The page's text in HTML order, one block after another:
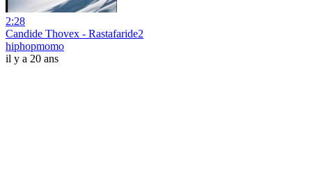
2:28
Candide Thovex - Rastafaride2
hiphopmomo
il y a 20 ans